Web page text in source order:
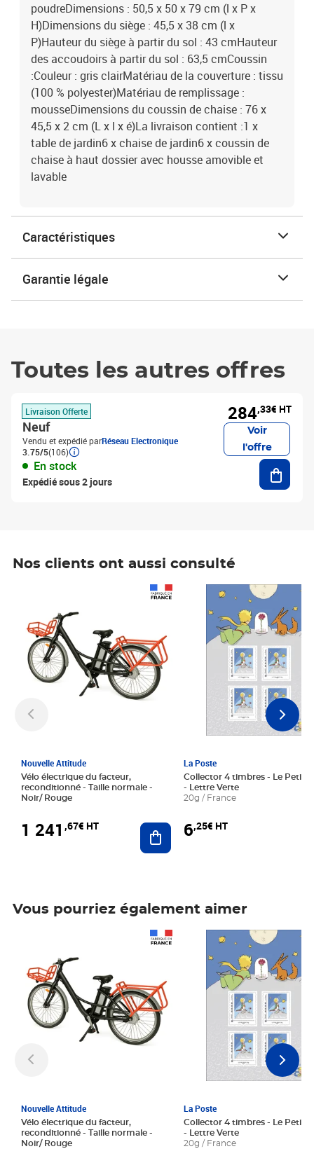
poudreDimensions : 50,5 x 50 x 79 cm (l x P x
H)Dimensions du siège : 45,5 x 38 cm (l x
P)Hauteur du siège à partir du sol : 43 cmHauteur
des accoudoirs à partir du sol : 63,5 cmCoussin
:Couleur : gris clairMatériau de la couverture : tissu
(100 % polyester)Matériau de remplissage :
mousseDimensions du coussin de chaise : 76 x
45,5 x 2 cm (L x l x é)La livraison contient :1 x
table de jardin6 x chaise de jardin6 x coussin de
chaise à haut dossier avec housse amovible et
lavable
Caractéristiques
Garantie légale
Toutes les autres offres
Livraison Offerte
Neuf
Vendu et expédié parRéseau Electronique
3.75/5(106)
En stock
Expédié sous 2 jours
284,33€ HT
Voir
l'offre
Nos clients ont aussi consulté
Nouvelle Attitude
Vélo électrique du facteur,
reconditionné - Taille normale -
Noir/ Rouge
1 241 ,67€ HT Ajouter au panier
La Poste
Collector 4 timbres - Le Petit
- Lettre Verte
20g / France
6,25€ HT
Prix 6,25€ HT
Vous pourriez également aimer
Nouvelle Attitude
Vélo électrique du facteur,
reconditionné - Taille normale -
Noir/ Rouge
La Poste
Collector 4 timbres - Le Petit
- Lettre Verte
20g / France
Prix 6,25€ HT